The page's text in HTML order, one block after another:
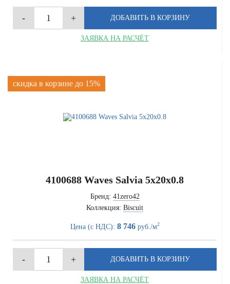
ЗАЯВКА НА РАСЧЁТ
скидка в корзине до 15%
4100688 Waves Salvia 5x20x0.8
Бренд: 41zero42
Коллекция: Biscuit
Цена (с НДС): 8 746руб./м2
ЗАЯВКА НА РАСЧЁТ